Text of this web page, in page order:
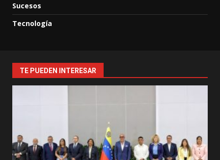
Sucesos
Tecnología
TE PUEDEN INTERESAR